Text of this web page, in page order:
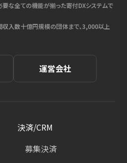
要な全ての機能が揃った寄付DXシステムで
入数十億円規模の団体まで、3,000以上
運営会社
決済/CRM
募集決済